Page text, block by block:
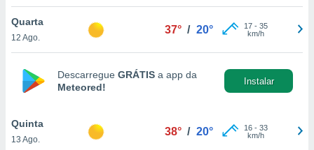
a
Quarta
12 Ago.
37° / 20° 17- 35
km/h
Descarregue GRÁTIS a app da
Meteored!
Instalar
Quinta
13 Ago.
38° / 20° 16- 33
km/h